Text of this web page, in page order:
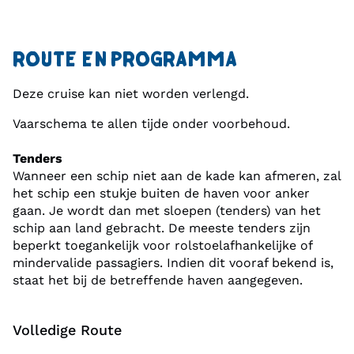
park biedt volop wildlife en is een zeer
Wilderness Tour krijg je de kans om de Big Five van
Alaska te spotten: de gizzlybeer, de eland, de wolf,
De reis eindigt in Anchorage van waaruit je weer
naar Amsterdam terugvliegt.
Dit avontuur wil je toch niet missen?
Aan boord van het cruiseschip Nieuw Amsterdam
september 2027.
ROUTE EN PROGRAMMA
Deze cruise kan niet worden verlengd.
Vaarschema te allen tijde onder voorbehoud.
Tenders
Wanneer een schip niet aan de kade kan afmeren, zal
het schip een stukje buiten de haven voor anker
gaan. Je wordt dan met sloepen (tenders) van het
schip aan land gebracht. De meeste tenders zijn
beperkt toegankelijk voor rolstoelafhankelijke of
mindervalide passagiers. Indien dit vooraf bekend is,
staat het bij de betreffende haven aangegeven.
Volledige Route